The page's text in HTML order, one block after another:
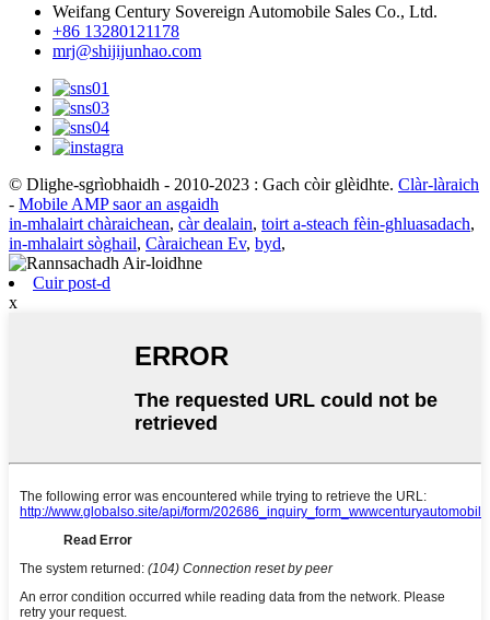
Weifang Century Sovereign Automobile Sales Co., Ltd.
+86 13280121178
mrj@shijijunhao.com
© Dlighe-sgrìobhaidh - 2010-2023 : Gach còir glèidhte. Clàr-làraich
- Mobile AMP saor an asgaidh
in-mhalairt chàraichean, càr dealain, toirt a-steach fèin-ghluasadach,
in-mhalairt sòghail, Càraichean Ev, byd,
Cuir post-d
x